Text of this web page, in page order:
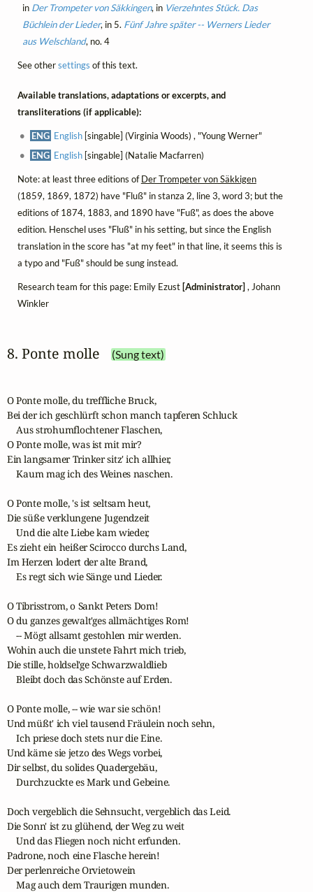
in Der Trompeter von Säkkingen, in Vierzehntes Stück. Das
Büchlein der Lieder, in 5. Fünf Jahre später -- Werners Lieder
aus Welschland, no. 4
See othersettings of this text.
Available translations, adaptations or excerpts, and
transliterations (if applicable):
ENG English [singable] (Virginia Woods) , "Young Werner"
ENG English [singable] (Natalie Macfarren)
Note: at least three editions ofDer Trompeter von Säkkigen
(1859, 1869, 1872) have "Fluß" in stanza 2, line 3, word 3; but the
editions of 1874, 1883, and 1890 have "Fuß", as does the above
edition. Henschel uses "Fluß" in his setting, but since the English
translation in the score has "at my feet" in that line, it seems this is
a typo and "Fuß" should be sung instead.
Research team for this page: Emily Ezust [Administrator] , Johann
Winkler
8. Ponte molle (Sung text)
O Ponte molle, du treffliche Bruck,
Bei der ich geschlürft schon manch tapferen Schluck
    Aus strohumflochtener Flaschen,
O Ponte molle, was ist mit mir?
Ein langsamer Trinker sitz' ich allhier,
    Kaum mag ich des Weines naschen.
O Ponte molle, 's ist seltsam heut,
Die süße verklungene Jugendzeit
    Und die alte Liebe kam wieder,
Es zieht ein heißer Scirocco durchs Land,
Im Herzen lodert der alte Brand,
    Es regt sich wie Sänge und Lieder.
O Tibrisstrom, o Sankt Peters Dom!
O du ganzes gewalt'ges allmächtiges Rom!
    -- Mögt allsamt gestohlen mir werden.
Wohin auch die unstete Fahrt mich trieb,
Die stille, holdsel'ge Schwarzwaldlieb
    Bleibt doch das Schönste auf Erden.
O Ponte molle, -- wie war sie schön!
Und müßt' ich viel tausend Fräulein noch sehn,
    Ich priese doch stets nur die Eine.
Und käme sie jetzo des Wegs vorbei,
Dir selbst, du solides Quadergebäu,
    Durchzuckte es Mark und Gebeine.
Doch vergeblich die Sehnsucht, vergeblich das Leid.
Die Sonn' ist zu glühend, der Weg zu weit
    Und das Fliegen noch nicht erfunden.
Padrone, noch eine Flasche herein!
Der perlenreiche Orvietowein
    Mag auch dem Traurigen munden.